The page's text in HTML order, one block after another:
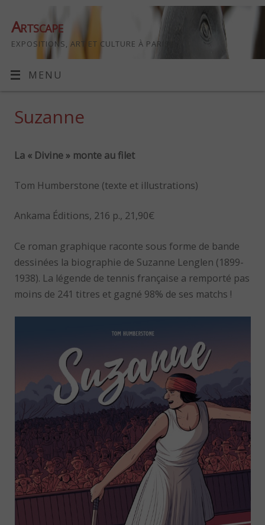
Artscape
EXPOSITIONS, ART ET CULTURE À PARIS
MENU
Suzanne
La « Divine » monte au filet
Tom Humberstone (texte et illustrations)
Ankama Éditions, 216 p., 21,90€
Ce roman graphique raconte sous forme de bande
dessinées la biographie de Suzanne Lenglen (1899-
1938). La légende de tennis française a remporté pas
moins de 241 titres et gagné 98% de ses matchs !